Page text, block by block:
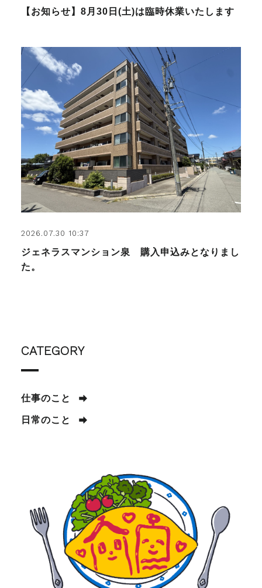
【お知らせ】8月30日(土)は臨時休業いたします
2026.07.30 10:37
ジェネラスマンション泉 購入申込みとなりまし
た。
CATEGORY
仕事のこと
日常のこと